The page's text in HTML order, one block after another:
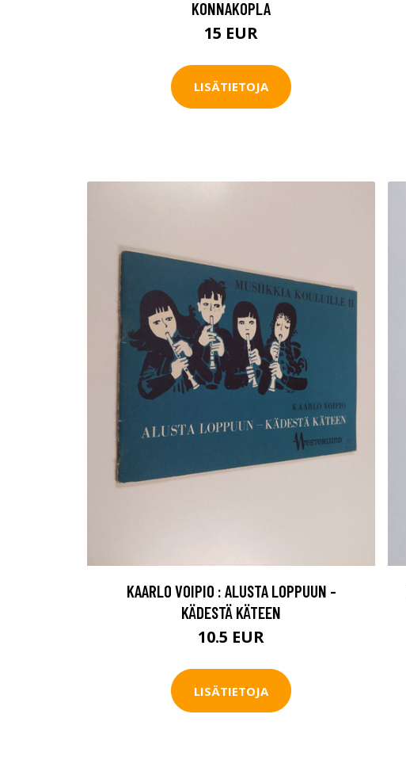
KONNAKOPLA
15 EUR
LISÄTIETOJA
KAARLO VOIPIO : ALUSTA LOPPUUN -
KÄDESTÄ KÄTEEN
10.5 EUR
LISÄTIETOJA